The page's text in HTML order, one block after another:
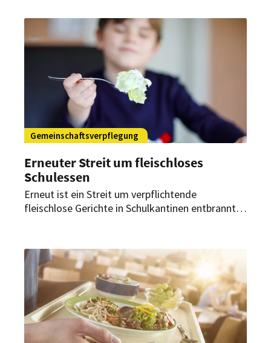
Gemeinschaftsverpflegung
Erneuter Streit um fleischloses
Schulessen
Erneut ist ein Streit um verpflichtende
fleischlose Gerichte in Schulkantinen entbrannt –
„elitären Politik der Grünen“.